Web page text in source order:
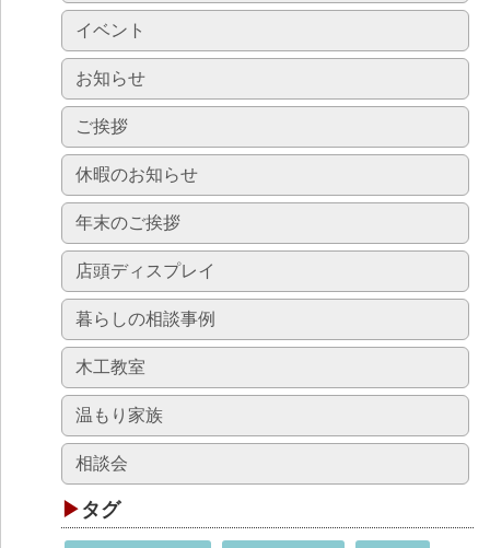
イベント
お知らせ
ご挨拶
休暇のお知らせ
年末のご挨拶
店頭ディスプレイ
暮らしの相談事例
木工教室
温もり家族
相談会
タグ